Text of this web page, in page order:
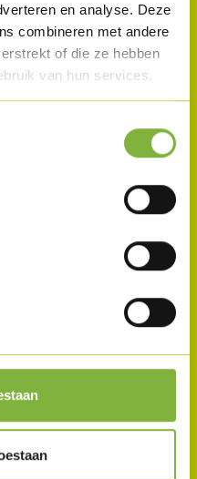
en analyse. Deze
combineren met andere
of die ze hebben
van hun services.